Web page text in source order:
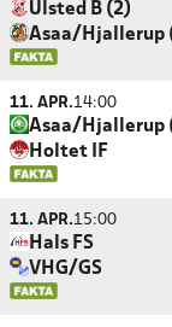
Ulsted B (2)
Asaa/Hjallerup
11. APR.14:00
Asaa/Hjallerup
Holtet IF
11. APR.15:00
Hals FS
VHG/GS